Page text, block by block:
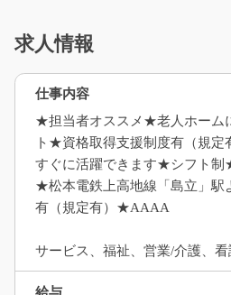
求人情報
仕事内容
★担当者オススメ★老人ホーム
ト★資格取得支援制度有（規
すぐに活躍できます★シフト制
★松本電鉄上高地線「島立」
有（規定有）★AAAA
サービス、福祉、営業/介護、看